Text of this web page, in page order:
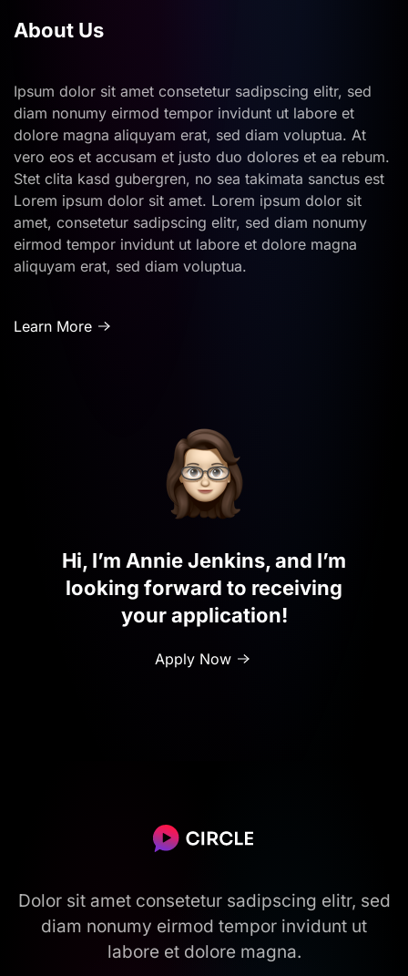
About Us
Ipsum dolor sit amet consetetur sadipscing elitr, sed
diam nonumy eirmod tempor invidunt ut labore et
dolore magna aliquyam erat, sed diam voluptua. At
vero eos et accusam et justo duo dolores et ea rebum.
Stet clita kasd gubergren, no sea takimata sanctus est
Lorem ipsum dolor sit amet. Lorem ipsum dolor sit
amet, consetetur sadipscing elitr, sed diam nonumy
eirmod tempor invidunt ut labore et dolore magna
aliquyam erat, sed diam voluptua.
Learn More
Hi, I’m Annie Jenkins, and I’m
looking forward to receiving
your application!
Apply Now
Dolor sit amet consetetur sadipscing elitr, sed
diam nonumy eirmod tempor invidunt ut
labore et dolore magna.